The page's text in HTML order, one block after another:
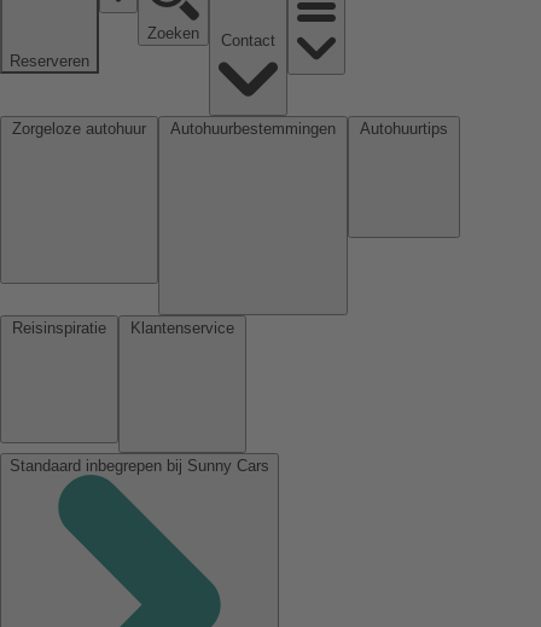
Reserveren
Zoeken
Standaard inbegrepen bij Sunny Cars